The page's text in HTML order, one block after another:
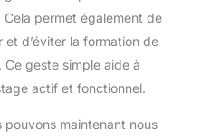
Cela permet également de
d’éviter la formation de
geste simple aide à
actif et fonctionnel.
pouvons maintenant nous